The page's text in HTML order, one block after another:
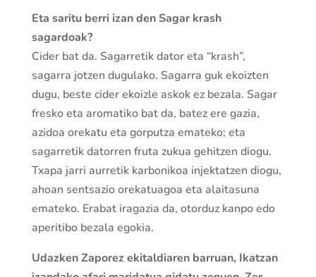
Eta saritu berri izan den Sagar krash
sagardoak?
Cider bat da. Sagarretik dator eta “krash”,
sagarra jotzen dugulako. Sagarra guk ekoizten
dugu, beste cider ekoizle askok ez bezala. Sagar
fresko eta aromatiko bat da, batez ere gazia,
azidoa orekatu eta gorputza emateko; eta
sagarretik datorren fruta zukua gehitzen diogu.
Txapa jarri aurretik karbonikoa injektatzen diogu,
ahoan sentsazio orekatuagoa eta alaitasuna
emateko. Erabat iragazia da, otorduz kanpo edo
aperitibo bezala egokia.
Udazken Zaporez ekitaldiaren barruan, Ikatzan